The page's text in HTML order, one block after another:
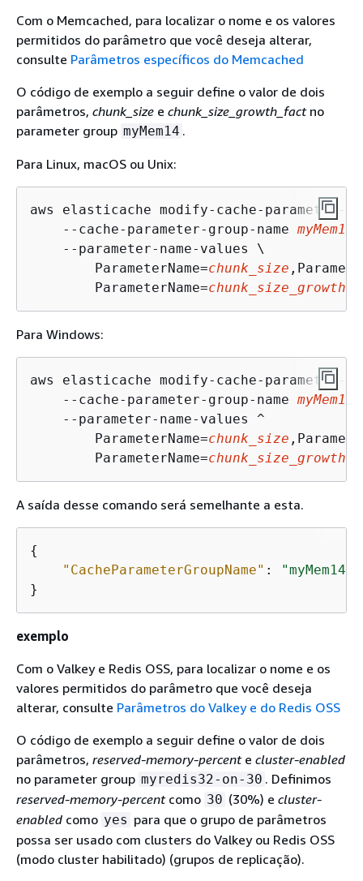
Com o Memcached, para localizar o nome e os valores
permitidos do parâmetro que você deseja alterar,
consulte Parâmetros específicos do Memcached
O código de exemplo a seguir define o valor de dois
parâmetros, chunk_size e chunk_size_growth_factno
parameter group myMem14 .
Para Linux, macOS ou Unix:
aws elasticache modify-cache-parameter-
    --cache-parameter-group-name
myMem14
    --parameter-name-values \
        ParameterName=
chunk_size
        ParameterName=
Para Windows:
aws elasticache modify-cache-parameter-
    --cache-parameter-group-name
myMem14
    --parameter-name-values ^
        ParameterName=
chunk_size
        ParameterName=
A saída desse comando será semelhante a esta.
{
"CacheParameterGroupName" :
"myMem14"
}
exemplo
Com o Valkey e Redis OSS, para localizar o nome e os
valores permitidos do parâmetro que você deseja
alterar, consulte Parâmetros do Valkey e do Redis OSS
O código de exemplo a seguir define o valor de dois
parâmetros, reserved-memory-percente cluster-enabled
no parameter group myredis32-on-30 . Definimos
reserved-memory-percentcomo 30 (30%) e cluster-
enabled como yes para que o grupo de parâmetros
possa ser usado com clusters do Valkey ou Redis OSS
(modo cluster habilitado) (grupos de replicação).